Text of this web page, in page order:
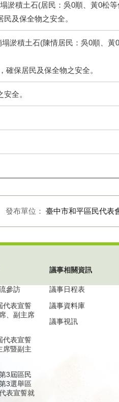
淤積土石(居民：吳0順、黃0松
及保全物之安全。
淤積土石(陳情居民：吳0順、黃
保居民及保全物之安全。
全。
發布單位： 臺中市和平區民代表
參訪
代表宣誓
、副主席
代表宣誓
席暨副主
3屆區民
3選舉區
表宣誓就
議事相關資訊
議事日程表
議事資料庫
議事視訊